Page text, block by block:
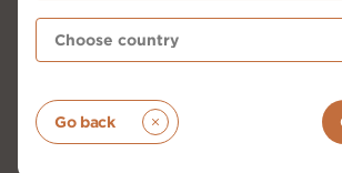
Källa: Bloomberg
att vår Riksbank med emfas hävdar
någon inflation. Stefan Ingves
Go back